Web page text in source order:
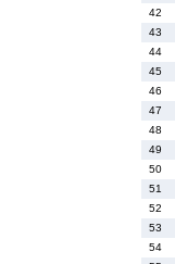
42
43
44
45
46
47
48
49
50
51
52
53
54